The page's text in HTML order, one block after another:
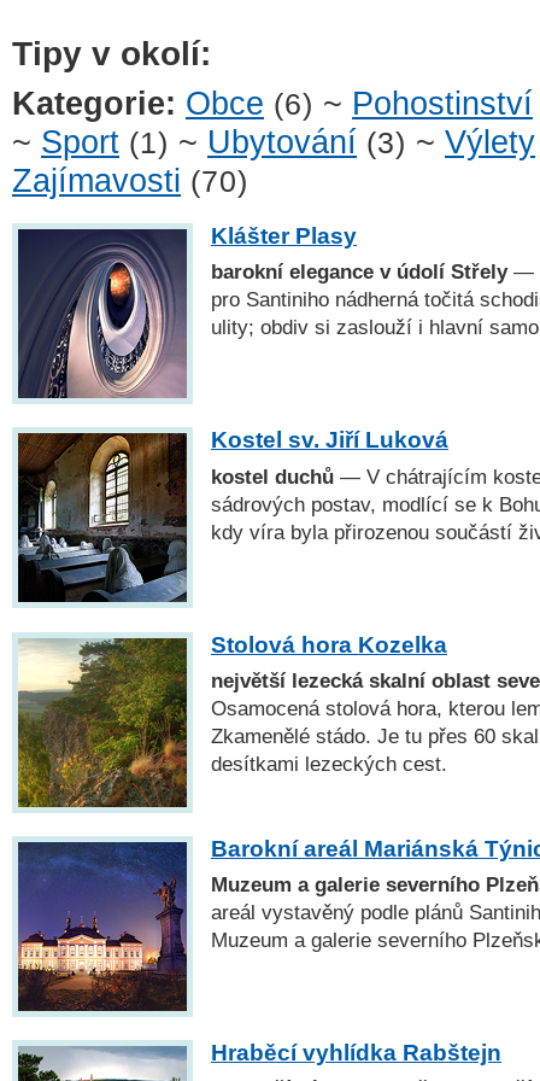
Tipy v okolí:
Kategorie: Obce (6) ~ Pohostinství
~ Sport (1) ~ Ubytování (3) ~ Výlety
Zajímavosti (70)
Klášter Plasy
barokní elegance v údolí Střely—
pro Santiniho nádherná točitá
ulity; obdiv si zaslouží i hlavní
Kostel sv. Jiří Luková
kostel duchů — V chátrajícím
sádrových postav, modlící se k
kdy víra byla přirozenou součástí
Stolová hora Kozelka
největší lezecká skalní oblast
Osamocená stolová hora, kterou
Zkamenělé stádo. Je tu přes 60
desítkami lezeckých cest.
Barokní areál Mariánská
Muzeum a galerie severního
areál vystavěný podle plánů
Muzeum a galerie severního
Hraběcí vyhlídka Rabštejn